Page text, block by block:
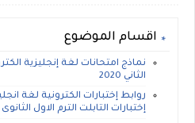
اقسام الموضوع
نماذج امتحانات لغة إنجليزية
الثاني 2020
روابط إختبارات الكترونية لغة
إختبارات التابلت الترم الاول الثانوى